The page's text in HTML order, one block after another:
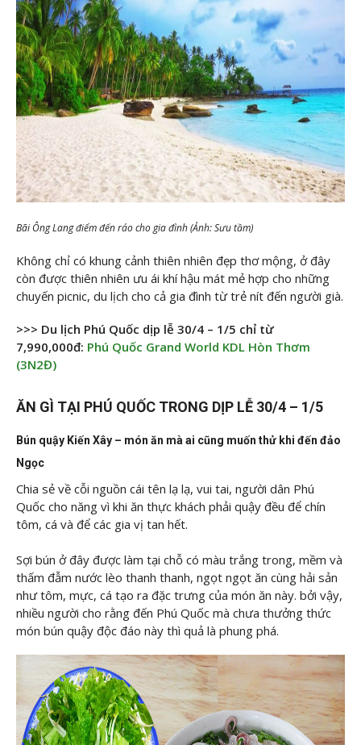
Bãi Ông Lang điểm đến ráo cho gia đình (Ảnh: Sưu tầm)
Không chỉ có khung cảnh thiên nhiên đẹp thơ mộng, ở đây
còn được thiên nhiên ưu ái khí hậu mát mẻ hợp cho những
chuyến picnic, du lịch cho cả gia đình từ trẻ nít đến người già.
>>> Du lịch Phú Quốc dịp lễ 30/4 – 1/5 chỉ từ
7,990,000đ: Phú Quốc Grand World KDL Hòn Thơm
(3N2Đ)
ĂN GÌ TẠI PHÚ QUỐC TRONG DỊP LỄ 30/4 – 1/5
Bún quậy Kiến Xây – món ăn mà ai cũng muốn thử khi đến đảo
Ngọc
Chia sẻ về cỗi nguồn cái tên lạ lạ, vui tai, người dân Phú
Quốc cho năng vì khi ăn thực khách phải quậy đều để chín
tôm, cá và để các gia vị tan hết.
Sợi bún ở đây được làm tại chỗ có màu trắng trong, mềm và
thấm đẫm nước lèo thanh thanh, ngọt ngọt ăn cùng hải sản
như tôm, mực, cá tạo ra đặc trưng của món ăn này. bởi vậy,
nhiều người cho rằng đến Phú Quốc mà chưa thưởng thức
món bún quậy độc đáo này thì quả là phung phá.